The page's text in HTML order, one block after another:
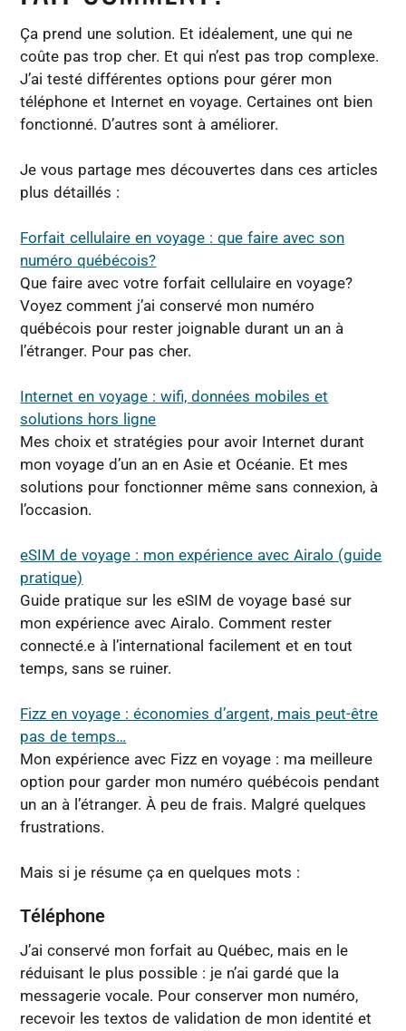
Ça prend une solution. Et idéalement, une qui ne
coûte pas trop cher. Et qui n’est pas trop complexe.
J’ai testé différentes options pour gérer mon
téléphone et Internet en voyage. Certaines ont bien
fonctionné. D’autres sont à améliorer.
Je vous partage mes découvertes dans ces articles
plus détaillés :
Forfait cellulaire en voyage : que faire avec son
numéro québécois?
Que faire avec votre forfait cellulaire en voyage?
Voyez comment j’ai conservé mon numéro
québécois pour rester joignable durant un an à
l’étranger. Pour pas cher.
Internet en voyage : wifi, données mobiles et
solutions hors ligne
Mes choix et stratégies pour avoir Internet durant
mon voyage d’un an en Asie et Océanie. Et mes
solutions pour fonctionner même sans connexion, à
l’occasion.
eSIM de voyage : mon expérience avec Airalo (guide
pratique)
Guide pratique sur les eSIM de voyage basé sur
mon expérience avec Airalo. Comment rester
connecté.e à l’international facilement et en tout
temps, sans se ruiner.
Fizz en voyage : économies d’argent, mais peut-être
pas de temps…
Mon expérience avec Fizz en voyage : ma meilleure
option pour garder mon numéro québécois pendant
un an à l’étranger. À peu de frais. Malgré quelques
frustrations.
Mais si je résume ça en quelques mots :
Téléphone
J’ai conservé mon forfait au Québec, mais en le
réduisant le plus possible : je n’ai gardé que la
messagerie vocale. Pour conserver mon numéro,
recevoir les textos de validation de mon identité et